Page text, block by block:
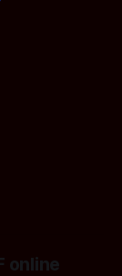
online